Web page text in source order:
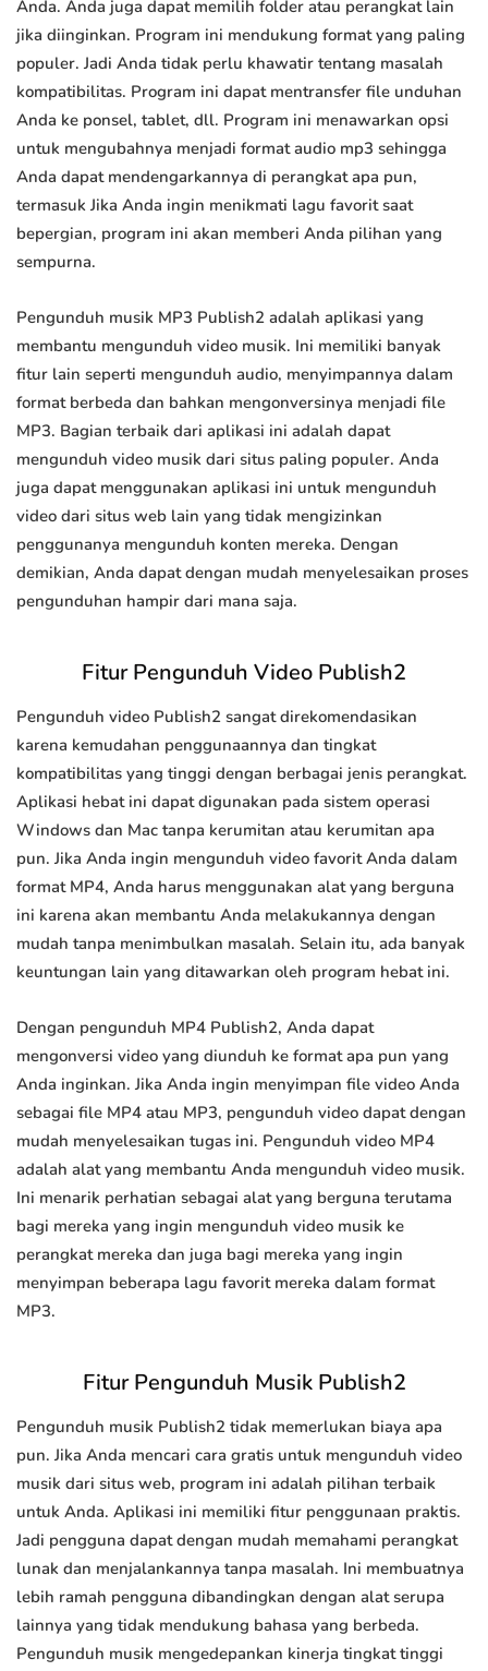
Anda. Anda juga dapat memilih folder atau perangkat lain
jika diinginkan. Program ini mendukung format yang paling
populer. Jadi Anda tidak perlu khawatir tentang masalah
kompatibilitas. Program ini dapat mentransfer file unduhan
Anda ke ponsel, tablet, dll. Program ini menawarkan opsi
untuk mengubahnya menjadi format audio mp3 sehingga
Anda dapat mendengarkannya di perangkat apa pun,
termasuk Jika Anda ingin menikmati lagu favorit saat
bepergian, program ini akan memberi Anda pilihan yang
sempurna.
Pengunduh musik MP3 Publish2 adalah aplikasi yang
membantu mengunduh video musik. Ini memiliki banyak
fitur lain seperti mengunduh audio, menyimpannya dalam
format berbeda dan bahkan mengonversinya menjadi file
MP3. Bagian terbaik dari aplikasi ini adalah dapat
mengunduh video musik dari situs paling populer. Anda
juga dapat menggunakan aplikasi ini untuk mengunduh
video dari situs web lain yang tidak mengizinkan
penggunanya mengunduh konten mereka. Dengan
demikian, Anda dapat dengan mudah menyelesaikan proses
pengunduhan hampir dari mana saja.
Fitur Pengunduh Video Publish2
Pengunduh video Publish2 sangat direkomendasikan
karena kemudahan penggunaannya dan tingkat
kompatibilitas yang tinggi dengan berbagai jenis perangkat.
Aplikasi hebat ini dapat digunakan pada sistem operasi
Windows dan Mac tanpa kerumitan atau kerumitan apa
pun. Jika Anda ingin mengunduh video favorit Anda dalam
format MP4, Anda harus menggunakan alat yang berguna
ini karena akan membantu Anda melakukannya dengan
mudah tanpa menimbulkan masalah. Selain itu, ada banyak
keuntungan lain yang ditawarkan oleh program hebat ini.
Dengan pengunduh MP4 Publish2, Anda dapat
mengonversi video yang diunduh ke format apa pun yang
Anda inginkan. Jika Anda ingin menyimpan file video Anda
sebagai file MP4 atau MP3, pengunduh video dapat dengan
mudah menyelesaikan tugas ini. Pengunduh video MP4
adalah alat yang membantu Anda mengunduh video musik.
Ini menarik perhatian sebagai alat yang berguna terutama
bagi mereka yang ingin mengunduh video musik ke
perangkat mereka dan juga bagi mereka yang ingin
menyimpan beberapa lagu favorit mereka dalam format
MP3.
Fitur Pengunduh Musik Publish2
Pengunduh musik Publish2 tidak memerlukan biaya apa
pun. Jika Anda mencari cara gratis untuk mengunduh video
musik dari situs web, program ini adalah pilihan terbaik
untuk Anda. Aplikasi ini memiliki fitur penggunaan praktis.
Jadi pengguna dapat dengan mudah memahami perangkat
lunak dan menjalankannya tanpa masalah. Ini membuatnya
lebih ramah pengguna dibandingkan dengan alat serupa
lainnya yang tidak mendukung bahasa yang berbeda.
Pengunduh musik mengedepankan kinerja tingkat tinggi